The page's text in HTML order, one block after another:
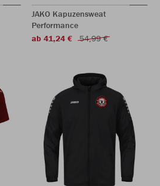
JAKO Kapuzensweat
Performance
ab 41,24 €
54,99 €